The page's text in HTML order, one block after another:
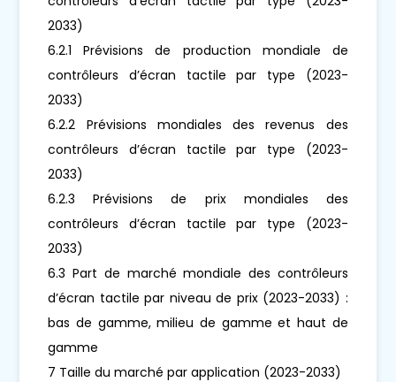
2033)
6.2.1 Prévisions de production mondiale de
contrôleurs d’écran tactile par type (2023-
2033)
6.2.2 Prévisions mondiales des revenus des
contrôleurs d’écran tactile par type (2023-
2033)
6.2.3 Prévisions de prix mondiales des
contrôleurs d’écran tactile par type (2023-
2033)
6.3 Part de marché mondiale des contrôleurs
d’écran tactile par niveau de prix (2023-2033) :
bas de gamme, milieu de gamme et haut de
gamme
7 Taille du marché par application (2023-2033)